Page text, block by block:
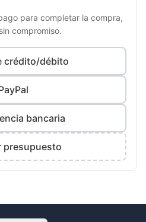
para completar la compra,
compromiso.
crédito/débito
bancaria
presupuesto